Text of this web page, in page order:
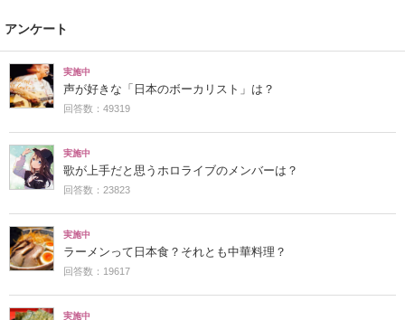
アンケート
実施中
声が好きな「日本のボーカリスト」は？
回答数：49319
実施中
歌が上手だと思うホロライブのメンバーは？
回答数：23823
実施中
ラーメンって日本食？それとも中華料理？
回答数：19617
実施中